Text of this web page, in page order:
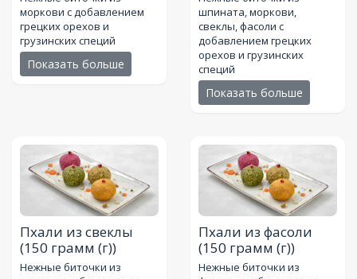
моркови с добавлением
грецких орехов и
грузинских специй
Показать больше
шпината, моркови,
свеклы, фасоли с
добавлением грецких
орехов и грузинских
специй
Показать больше
Пхали из свеклы
(150 грамм (г))
Нежные биточки из
Пхали из фасоли
(150 грамм (г))
Нежные биточки из